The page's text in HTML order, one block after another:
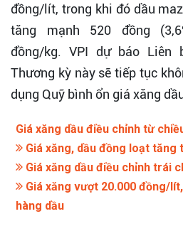
đồng/lít, trong khi đó dầu
tăng mạnh 520 đồng
đồng/kg. VPI dự báo Liên
Thương kỳ này sẽ tiếp tục
dụng Quỹ bình ổn giá xăng
Giá xăng dầu điều chỉnh từ
Giá xăng, dầu đồng loạt tăng
Giá xăng dầu điều chỉnh trái
Giá xăng vượt 20.000 đồng/
hàng dầu